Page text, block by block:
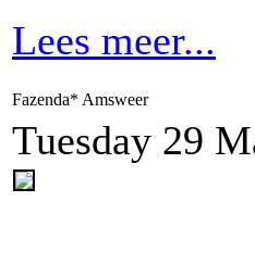
Lees meer...
Fazenda* Amsweer
Tuesday 29